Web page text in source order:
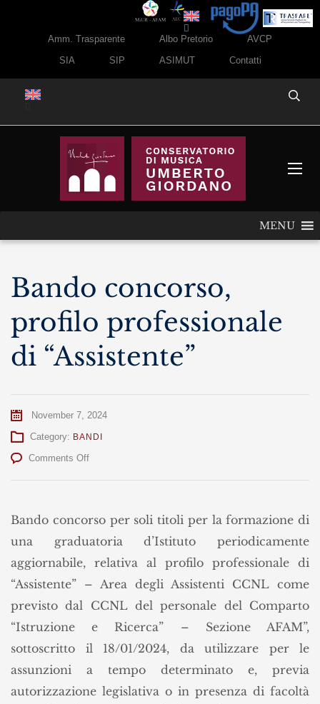
Amm. Trasparente Albo Pretorio
AVCP
SIA
SIP ASIMUT Contatti
MENU
Bando concorso,
profilo professionale
di “Assistente”
November 7, 2024
Category: BANDI
Comments Offon
“Assistente”
Bando concorso per soli titoli per la formazione di
una graduatoria d’Istituto periodicamente
aggiornabile, relativa al profilo professionale di
“Assistente” – Area degli Assistenti CCNL come
previsto dal CCNL del personale del Comparto
“Istruzione e Ricerca” – Sezione AFAM”,
sottoscritto il 18/01/2024, da utilizzare per le
assunzioni a tempo determinato e, previa
autorizzazione legislativa o in presenza di facoltà